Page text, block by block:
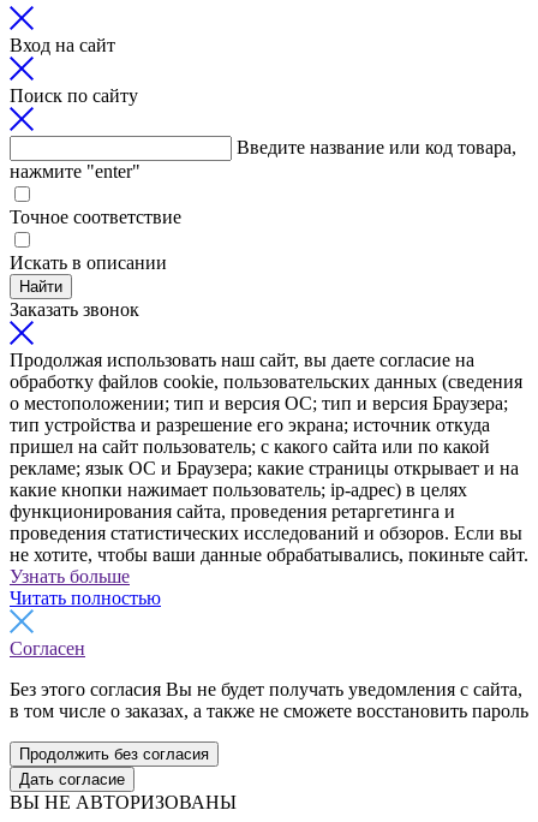
Вход на сайт
Поиск по сайту
Введите название или код товара,
нажмите "enter"
Точное соответствие
Искать в описании
Найти
Заказать звонок
Продолжая использовать наш сайт, вы даете согласие на
обработку файлов cookie, пользовательских данных (сведения
о местоположении; тип и версия ОС; тип и версия Браузера;
тип устройства и разрешение его экрана; источник откуда
пришел на сайт пользователь; с какого сайта или по какой
рекламе; язык ОС и Браузера; какие страницы открывает и на
какие кнопки нажимает пользователь; ip-адрес) в целях
функционирования сайта, проведения ретаргетинга и
проведения статистических исследований и обзоров. Если вы
не хотите, чтобы ваши данные обрабатывались, покиньте сайт.
Узнать больше
Читать полностью
Согласен
Без этого согласия Вы не будет получать уведомления с сайта,
в том числе о заказах, а также не сможете восстановить пароль
Продолжить без согласия
Дать согласие
ВЫ НЕ АВТОРИЗОВАНЫ